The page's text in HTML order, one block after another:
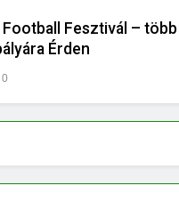
Fesztivál – több
Érden
0